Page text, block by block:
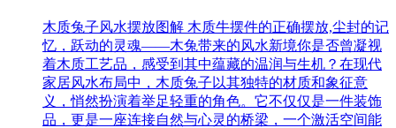
木质兔子风水摆放图解 木质牛摆件的正确摆放,尘封的记
忆，跃动的灵魂——木兔带来的风水新境你是否曾凝视
着木质工艺品，感受到其中蕴藏的温润与生机？在现代
家居风水布局中，木质兔子以其独特的材质和象征意
义，悄然扮演着举足轻重的角色。它不仅仅是一件装饰
品，更是一座连接自然与心灵的桥梁，一个激活空间能